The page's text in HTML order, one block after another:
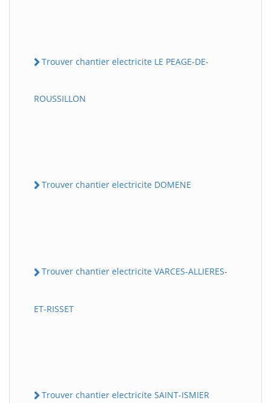
Trouver chantier electricite LE PEAGE-DE-
ROUSSILLON
Trouver chantier electricite DOMENE
Trouver chantier electricite VARCES-ALLIERES-
ET-RISSET
Trouver chantier electricite SAINT-ISMIER